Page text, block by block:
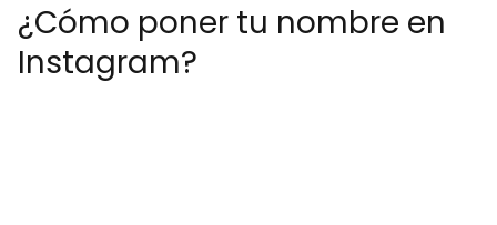
¿Cómo poner tu nombre en
Instagram?